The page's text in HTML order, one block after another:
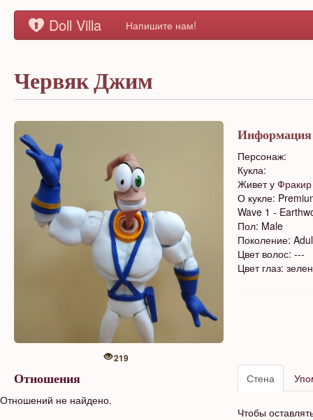
Doll Villa Напишите нам!
Червяк Джим
219
Информация
Персонаж:
Кукла:
Живет у Фракир
О кукле:
Wave 1 -
Пол: Male
Поколение:
Цвет волос: ---
Цвет глаз:
Отношения
Отношений не найдено.
Стена
Чтобы